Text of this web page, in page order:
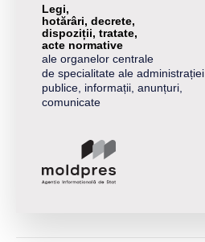
Legi,
hotărâri, decrete,
dispoziții, tratate,
acte normative
ale organelor centrale
de specialitate ale administrației
publice, informații, anunțuri,
comunicate